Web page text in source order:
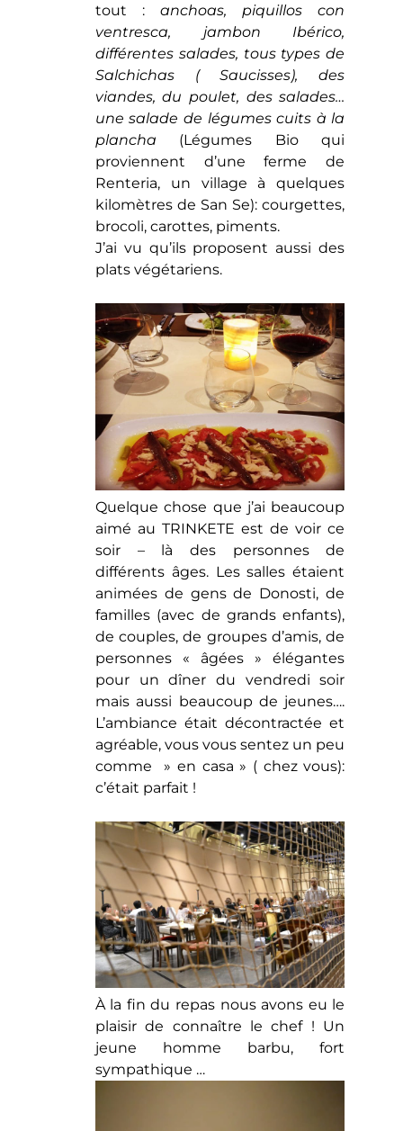
tout :anchoas, piquillos con
ventresca, jambon Ibérico,
différentes salades, tous types de
Salchichas ( Saucisses), des
viandes, du poulet, des salades…
une salade de légumes cuits à la
plancha (Légumes Bio qui
proviennent d’une ferme de
Renteria, un village à quelques
kilomètres de San Se): courgettes,
brocoli, carottes, piments.
J’ai vu qu’ils proposent aussi des
plats végétariens.
Quelque chose que j’ai beaucoup
aimé au TRINKETE est de voir ce
soir – là des personnes de
différents âges. Les salles étaient
animées de gens de Donosti, de
familles (avec de grands enfants),
de couples, de groupes d’amis, de
personnes « âgées » élégantes
pour un dîner du vendredi soir
mais aussi beaucoup de jeunes….
L’ambiance était décontractée et
agréable, vous vous sentez un peu
comme » en casa » ( chez vous):
c’était parfait !
À la fin du repas nous avons eu le
plaisir de connaître le chef ! Un
jeune homme barbu, fort
sympathique …